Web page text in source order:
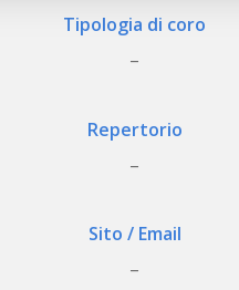
Tipologia di coro
Repertorio
Sito / Email